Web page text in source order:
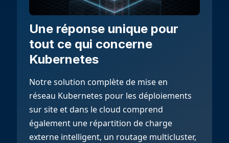
Une réponse unique pour
tout ce qui concerne
Kubernetes
Notre solution complète de mise en
réseau Kubernetes pour les déploiements
sur site et dans le cloud comprend
également une répartition de charge
externe intelligent, un routage multicluster,